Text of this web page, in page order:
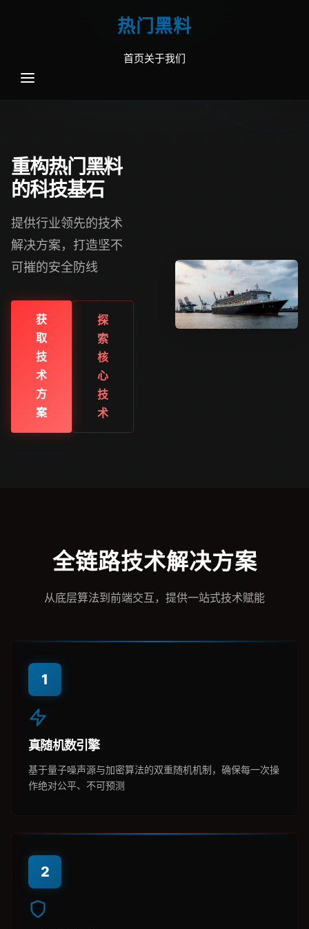
热门黑料
首页关于我们
重构热门黑料
的科技基石
提供行业领先的技术
解决方案，打造坚不
可摧的安全防线
获
取
技
术
方
案
探
索
核
心
技
术
全链路技术解决方案
从底层算法到前端交互，提供一站式技术赋能
1
真随机数引擎
基于量子噪声源与加密算法的双重随机机制，确保每一次操
作绝对公平、不可预测
2